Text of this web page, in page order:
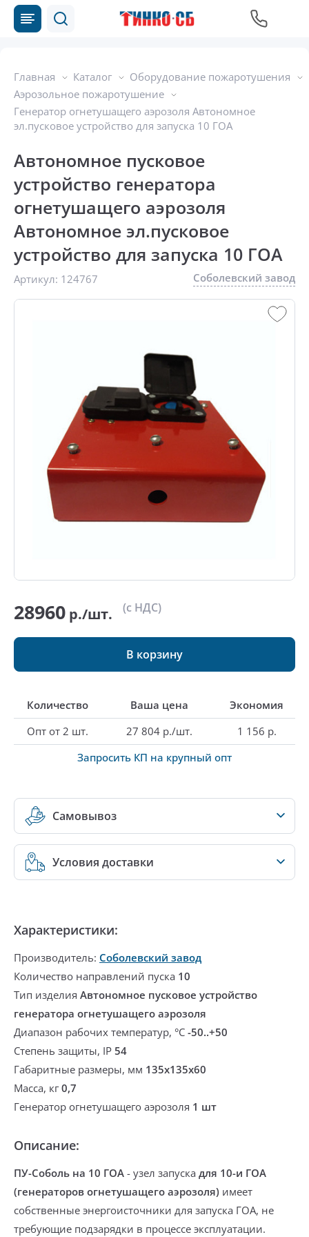
Главная Каталог
Оборудование пожаротушения
Аэрозольное пожаротушение
Генератор огнетушащего аэрозоля Автономное
эл.пусковое устройство для запуска 10 ГОА
Автономное пусковое
устройство генератора
огнетушащего аэрозоля
Автономное эл.пусковое
устройство для запуска 10 ГОА
Артикул: 124767 Соболевский завод
28960 р./шт. (с НДС)
В корзину
Количество Ваша цена
Экономия
Опт от 2 шт.
27 804 р./шт.
1 156 р.
Запросить КП на крупный опт
Самовывоз
Условия доставки
Характеристики:
Производитель: Соболевский завод
Количество направлений пуска 10
Тип изделия Автономное пусковое устройство
генератора огнетушащего аэрозоля
Диапазон рабочих температур, °С -50..+50
Степень защиты, IP 54
Габаритные размеры, мм 135х135х60
Масса, кг0,7
Генератор огнетушащего аэрозоля 1 шт
Описание:
ПУ-Соболь на 10 ГОА - узел запуска для 10-и ГОА
(генераторов огнетушащего аэрозоля) имеет
собственные энергоисточники для запуска ГОА, не
требующие подзарядки в процессе эксплуатации.